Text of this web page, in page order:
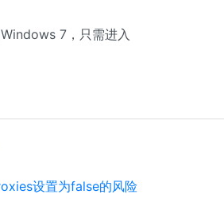
7，只需进入
设置为false的风险